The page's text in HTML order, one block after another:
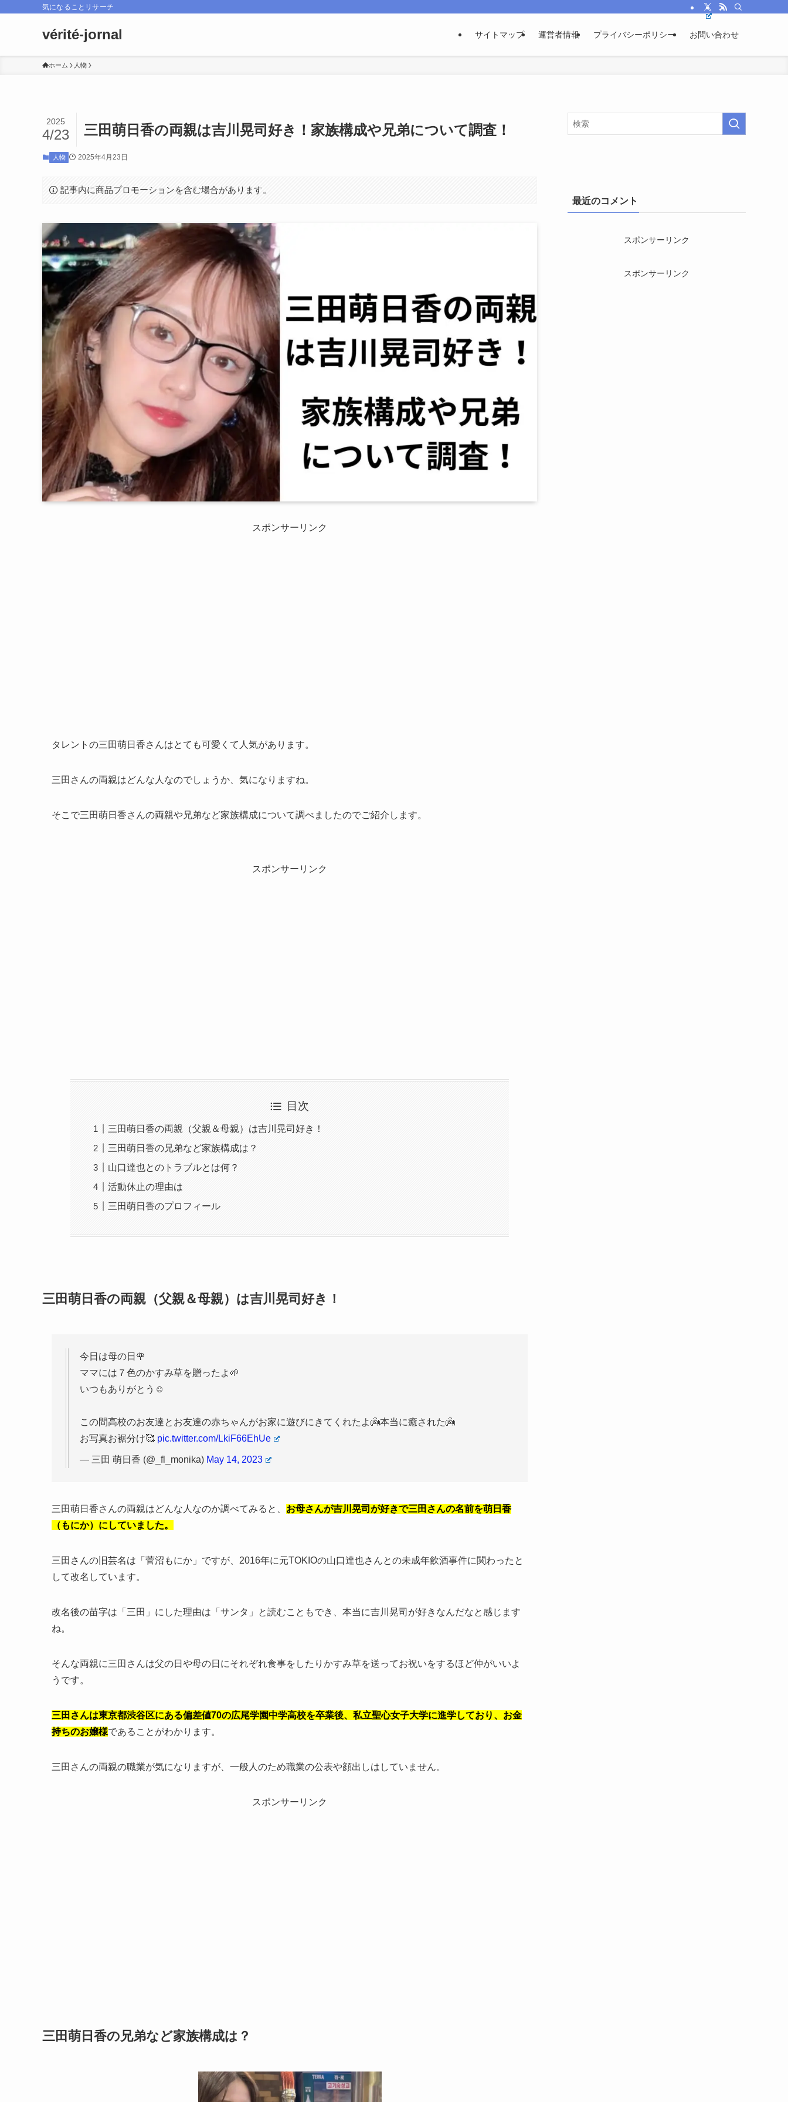
気になることリサーチ
vérité-jornal サイトマップ 運営者情報 プライバシーポリシー お問い合わせ
ホーム 人物
三田萌日香の両親は吉川晃司好き！家族構成や兄弟について調査！
2025
4/23
人物 2025年4月23日
記事内に商品プロモーションを含む場合があります。
スポンサーリンク
タレントの三田萌日香さんはとても可愛くて人気があります。
三田さんの両親はどんな人なのでしょうか、気になりますね。
そこで三田萌日香さんの両親や兄弟など家族構成について調べましたのでご紹介します。
スポンサーリンク
目次
三田萌日香の両親（父親＆母親）は吉川晃司好き！
三田萌日香の兄弟など家族構成は？
山口達也とのトラブルとは何？
活動休止の理由は
三田萌日香のプロフィール
三田萌日香の両親（父親＆母親）は吉川晃司好き！
今日は母の日🌹
ママには７色のかすみ草を贈ったよ🌱
いつもありがとう☺️
この間高校のお友達とお友達の赤ちゃんがお家に遊びにきてくれたよ👼本当に癒された👼
お写真お裾分け🥰 pic.twitter.com/LkiF66EhUe
— 三田 萌日香 (@_fl_monika) May 14, 2023
三田萌日香さんの両親はどんな人なのか調べてみると、 お母さんが吉川晃司が好きで三田さんの名前を萌日香
（もにか）にしていました。
三田さんの旧芸名は「菅沼もにか」ですが、2016年に元TOKIOの山口達也さんとの未成年飲酒事件に関わったと
して改名しています。
改名後の苗字は「三田」にした理由は「サンタ」と読むこともでき、本当に吉川晃司が好きなんだなと感じます
ね。
そんな両親に三田さんは父の日や母の日にそれぞれ食事をしたりかすみ草を送ってお祝いをするほど仲がいいよ
うです。
三田さんは東京都渋谷区にある偏差値70の広尾学園中学高校を卒業後、私立聖心女子大学に進学しており、お金
持ちのお嬢様であることがわかります。
三田さんの両親の職業が気になりますが、一般人のため職業の公表や顔出しはしていません。
スポンサーリンク
三田萌日香の兄弟など家族構成は？
最近のコメント
スポンサーリンク
スポンサーリンク